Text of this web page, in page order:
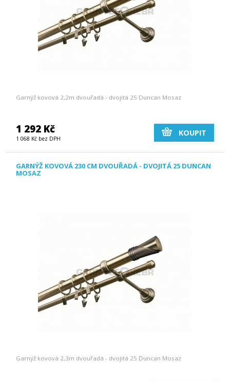
Garnýž kovová 2,2m dvouřadá - dvojitá 25 Duncan Mosaz
1 292 Kč
1 068 Kč bez DPH
KOUPIT
GARNÝŽ KOVOVÁ 230 CM DVOUŘADÁ - DVOJITÁ 25 DUNCAN
MOSAZ
Garnýž kovová 2,3m dvouřadá - dvojitá 25 Duncan Mosaz